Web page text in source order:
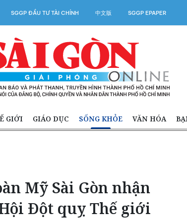
SGGP ĐẦU TƯ TÀI CHÍNH 中文版 SGGP EPAPER
GIỚI GIÁO DỤC SỐNG KHỎE VĂN HÓA
Mỹ Sài Gòn nhận
Đột quỵ Thế giới